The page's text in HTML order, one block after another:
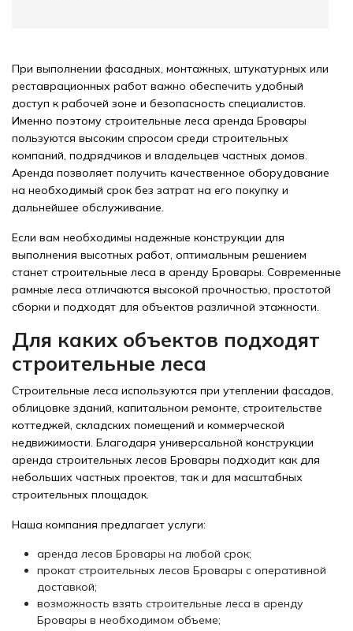
При выполнении фасадных, монтажных, штукатурных или
реставрационных работ важно обеспечить удобный
доступ к рабочей зоне и безопасность специалистов.
Именно поэтому строительные леса аренда Бровары
пользуются высоким спросом среди строительных
компаний, подрядчиков и владельцев частных домов.
Аренда позволяет получить качественное оборудование
на необходимый срок без затрат на его покупку и
дальнейшее обслуживание.
Если вам необходимы надежные конструкции для
выполнения высотных работ, оптимальным решением
станет строительные леса в аренду Бровары. Современные
рамные леса отличаются высокой прочностью, простотой
сборки и подходят для объектов различной этажности.
Для каких объектов подходят
строительные леса
Строительные леса используются при утеплении фасадов,
облицовке зданий, капитальном ремонте, строительстве
коттеджей, складских помещений и коммерческой
недвижимости. Благодаря универсальной конструкции
аренда строительных лесов Бровары подходит как для
небольших частных проектов, так и для масштабных
строительных площадок.
Наша компания предлагает услуги:
аренда лесов Бровары на любой срок;
прокат строительных лесов Бровары с оперативной
доставкой;
возможность взять строительные леса в аренду
Бровары в необходимом объеме;